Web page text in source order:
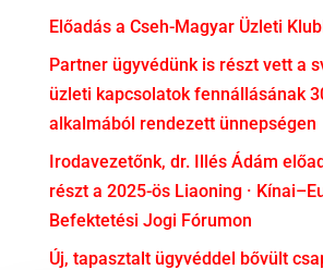
Előadás a Cseh-Magyar Üzleti
Partner ügyvédünk is részt vett a
üzleti kapcsolatok fennállásának
alkalmából rendezett ünnepségen
Irodavezetőnk, dr. Illés Ádám
részt a 2025-ös Liaoning ·
Befektetési Jogi Fórumon
Új, tapasztalt ügyvéddel bővült